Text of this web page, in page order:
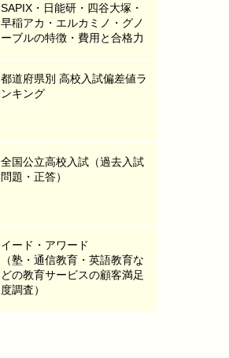
SAPIX・日能研・四谷大塚・
早稲アカ・エルカミノ・グノ
ーブルの特徴・費用と合格力
都道府県別 高校入試偏差値ラ
ンキング
全国公立高校入試（過去入試
問題・正答）
イード・アワード
（塾・通信教育・英語教育な
どの教育サービスの顧客満足
度調査）